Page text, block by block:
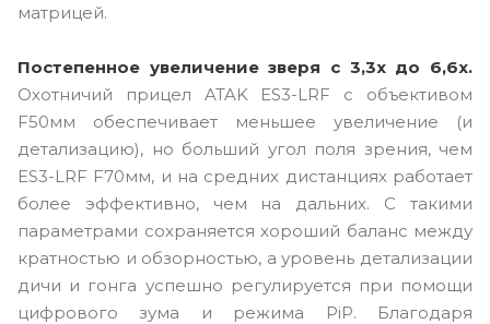
матрицей.
Постепенное увеличение зверя с 3,3x до 6,6x.
Охотничий прицел ATAK ES3-LRF с объективом
F50мм обеспечивает меньшее увеличение (и
детализацию), но больший угол поля зрения, чем
ES3-LRF F70мм, и на средних дистанциях работает
более эффективно, чем на дальних. С такими
параметрами сохраняется хороший баланс между
кратностью и обзорностью, а уровень детализации
дичи и гонга успешно регулируется при помощи
цифрового зума и режима PiP. Благодаря